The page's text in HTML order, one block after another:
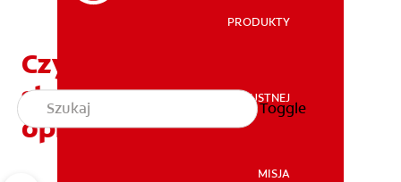
ZDROWIE JAMY USTNEJ
PRODUKTY
ZDROWIE JAMY USTNEJ
MISJA
Toggle
Czy pasta do zębów to
skuteczny sposób na
opryszczkę?